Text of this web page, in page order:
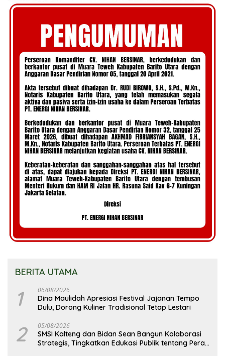
BERITA UTAMA
1 06/08/2026
Dina Maulidah Apresiasi Festival Jajanan Tempo
Dulu, Dorong Kuliner Tradisional Tetap Lestari
2 05/08/2026
SMSI Kalteng dan Bidan Sean Bangun Kolaborasi
Strategis, Tingkatkan Edukasi Publik tentang Peran